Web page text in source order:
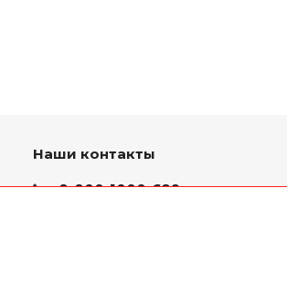
Наши контакты
8-800-1000-629